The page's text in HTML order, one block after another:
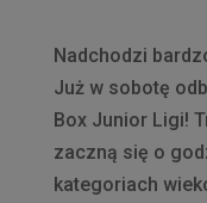
Nadchodzi
Już w sobotę
Box Junior Ligi!
zaczną się o
kategoriach